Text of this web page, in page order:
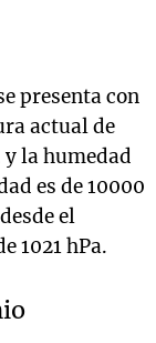
presenta con
actual de
y la humedad
es de 10000
el
1021 hPa.